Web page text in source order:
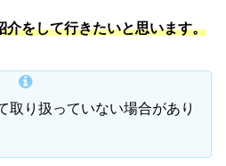
介をして行きたいと思います。
取り扱っていない場合があり